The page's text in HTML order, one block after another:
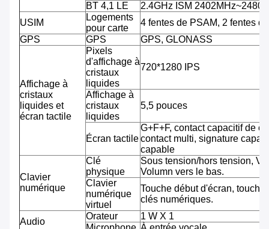
BT 4,1 LE
2.4GHz ISM
USIM
Logements
pour carte
4 fentes de PSAM, 2 fentes
GPS
GPS GPS, GLONASS
Affichage à
cristaux
liquides et
écran tactile
Pixels
d'affichage à
cristaux
liquides
720*1280 IPS
Affichage à
cristaux
liquides
5,5 pouces
Écran tactile
G+F+F, contact capacitif de
contact multi, signature
capable
Clavier
numérique
Clé
physique
Sous tension/hors tension,
Volumn vers le bas.
Clavier
numérique
virtuel
Touche début d'écran, touche
clés numériques.
Audio
Orateur
1 W X 1